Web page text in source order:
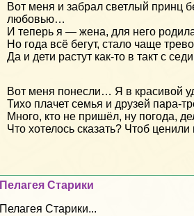
Вот меня и забрал светлый принц
любовью…
И теперь я — жена, для него
Но года всё бегут, стало чаще
Да и дети растут как-то в такт с
Вот меня понесли… Я в красивой
Тихо плачет семья и друзей пара-
Много, кто не пришёл, ну погода,
Что хотелось сказать? Чтоб
Пелагея Старики
Пелагея Старики...